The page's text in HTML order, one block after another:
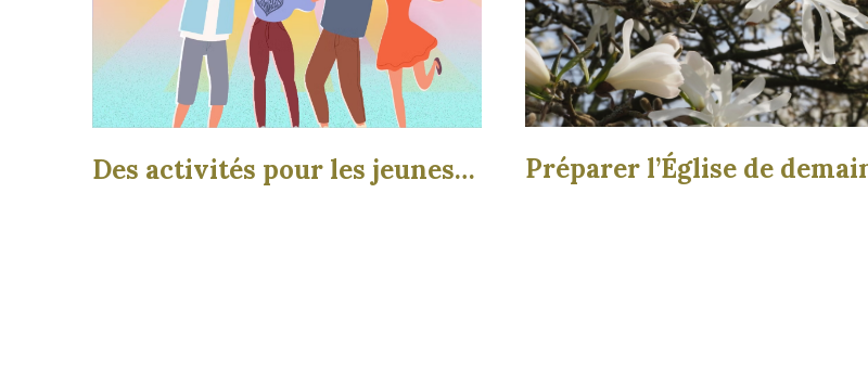
Des activités pour les jeunes… Préparer l’Église de